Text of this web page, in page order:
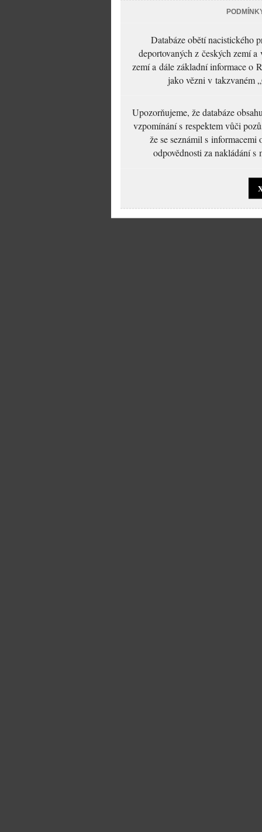
Databáze obětí nacistického
deportovaných z českých zemí
zemí a dále základní informace o
jako vězni v takzvaném
Upozorňujeme, že databáze
vzpomínání s respektem vůči
že se seznámil s
odpovědnosti za nakládání